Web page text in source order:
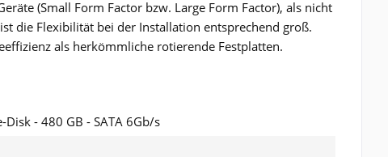
(Small Form Factor bzw. Large Form Factor), als nicht
die Flexibilität bei der Installation entsprechend groß.
als herkömmliche rotierende Festplatten.
Disk - 480 GB - SATA 6Gb/s